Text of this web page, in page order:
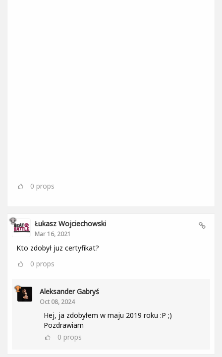
0 props
Łukasz Wojciechowski
Mar 16, 2021
Kto zdobył juz certyfikat?
0 props
Aleksander Gabryś
Oct 08, 2024
Hej, ja zdobyłem w maju 2019 roku :P ;)
Pozdrawiam
0 props